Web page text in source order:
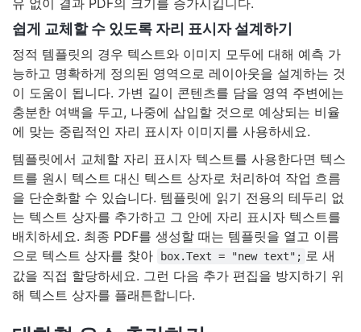
유 없이 결과 PDF의 크기를 증가시킵니다.
쉽게 교체할 수 있도록 자리 표시자 설계하기
정적 템플릿의 경우 텍스트와 이미지 모두에 대해 예측 가
능하고 명확하게 정의된 영역으로 레이아웃을 설계하는 것
이 도움이 됩니다. 가변 길이 콘텐츠를 담을 영역 주변에는
충분한 여백을 두고, 나중에 삽입할 것으로 예상되는 비율
에 맞는 중립적인 자리 표시자 이미지를 사용하세요.
템플릿에서 교체할 자리 표시자 텍스트를 사용한다면 텍스
트를 원시 텍스트 대신 텍스트 상자로 처리하여 작업 흐름
을 단순화할 수 있습니다. 템플릿에 읽기 전용의 테두리 없
는 텍스트 상자를 추가하고 그 안에 자리 표시자 텍스트를
배치하세요. 최종 PDF를 생성할 때는 템플릿을 열고 이름
으로 텍스트 상자를 찾아
box.Text = "new text"; 로 새
값을 직접 할당하세요. 그런 다음 추가 편집을 방지하기 위
해 텍스트 상자를 플래튼합니다.